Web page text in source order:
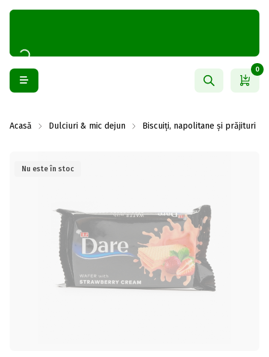
0
Acasă Dulciuri & mic dejun Biscuiți, napolitane și prăjituri
Nu este în stoc